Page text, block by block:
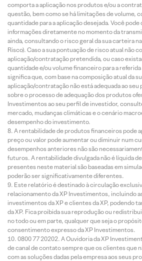
comporta a aplicação nos produtos e/ou a
questão, bem como se há limitações de volume,
quantidade para a aplicação desejada. Você
informações diretamente no momento da
ainda, consultando o risco geral da sua carteira
Risco). Caso a sua pontuação de risco atual não
aplicação/contratação pretendida, ou caso
quantidade e/ou volume financeiro para a
significa que, com base na composição atual da
aplicação/contratação não está adequada ao seu
sobre o processo de adequação dos produtos
Investimentos ao seu perfil de investidor,
mercado, mudanças climáticas e o cenário
desempenho do investimento.
A rentabilidade de produtos financeiros pode
preço ou valor pode aumentar ou diminuir num
desempenhos anteriores não são
futuros. A rentabilidade divulgada não é líquida
presentes neste material são baseadas em
poderão ser significativamente diferentes.
Este relatório é destinado à circulação
relacionamento da XP Investimentos, incluindo
investimentos da XP e clientes da XP, podendo
da XP. Fica proibida sua reprodução ou
no todo ou em parte, qualquer que seja o
consentimento expresso da XP Investimentos.
0800 77 20202. A Ouvidoria da XP
de canal de contato sempre que os clientes que
com as soluções dadas pela empresa aos seus